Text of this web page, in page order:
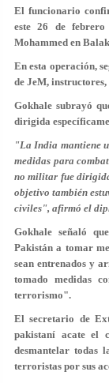
El funcionario
este 26 de
Mohammed en
En esta operación,
de JeM,
Gokhale subrayó
dirigida
"La India mantiene
medidas para
no militar fue
objetivo también
civiles", afirmó el
Gokhale señaló
Pakistán a tomar
sean entrenados y
tomado medidas
terrorismo".
El secretario de
pakistaní acate el
desmantelar todas
terroristas por sus